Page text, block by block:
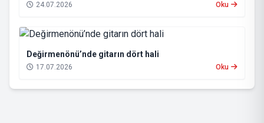
24.07.2026 Oku
Değirmenönü’nde gitarın dört hali
17.07.2026 Oku